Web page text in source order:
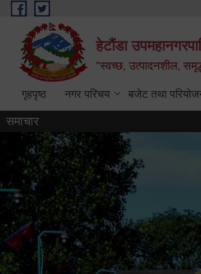
Skip to main content
हेटौंडा
"स्वच्छ, उत्पादनशील,
गृहपृष्ठ नगर परिचय बजेट तथा
समाचार